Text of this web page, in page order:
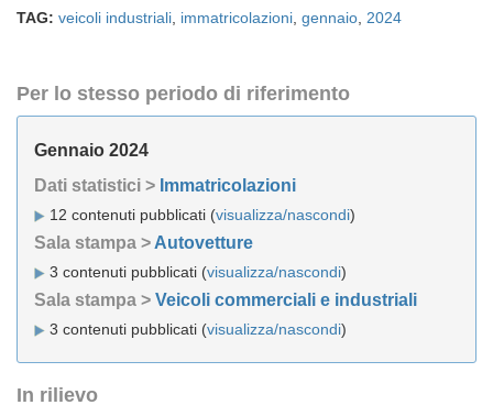
TAG: veicoli industriali immatricolazioni gennaio 2024
Per lo stesso periodo di riferimento
Gennaio 2024
Dati statistici > Immatricolazioni
12 contenuti pubblicati (visualizza/nascondi)
Sala stampa > Autovetture
3 contenuti pubblicati (visualizza/nascondi)
Sala stampa > Veicoli commerciali e industriali
3 contenuti pubblicati (visualizza/nascondi)
In rilievo